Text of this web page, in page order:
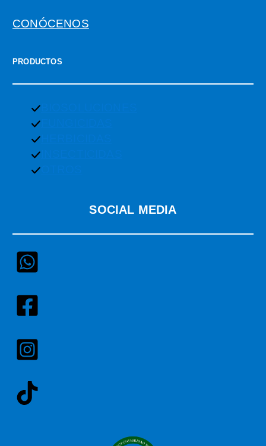
CONÓCENOS
PRODUCTOS
SOCIAL MEDIA